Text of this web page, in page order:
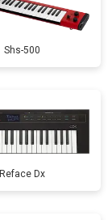
Shs-500
Reface Dx